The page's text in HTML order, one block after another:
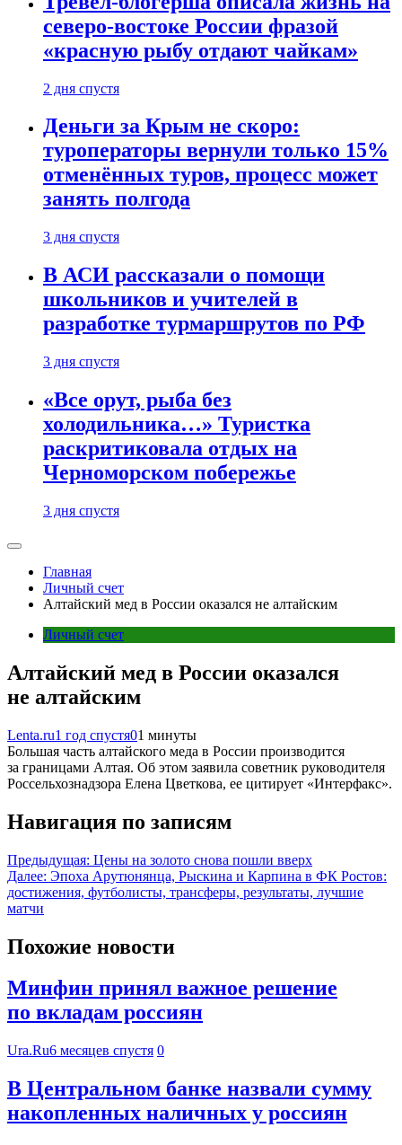
северо-востоке России фразой
«красную рыбу отдают чайкам»
2 дня спустя
Деньги за Крым не скоро:
туроператоры вернули только 15%
отменённых туров, процесс может
занять полгода
3 дня спустя
В АСИ рассказали о помощи
школьников и учителей в
разработке турмаршрутов по РФ
3 дня спустя
«Все орут, рыба без
холодильника…» Туристка
раскритиковала отдых на
Черноморском побережье
3 дня спустя
Главная
Личный счет
Алтайский мед в России оказался не алтайским
Личный счет
Алтайский мед в России оказался
не алтайским
Lenta.ru1 год спустя01 минуты
Большая часть алтайского меда в России производится
за границами Алтая. Об этом заявила советник руководителя
Россельхознадзора Елена Цветкова, ее цитирует «Интерфакс».
Навигация по записям
Предыдущая: Цены на золото снова пошли вверх
Далее: Эпоха Арутюнянца, Рыскина и Карпина в ФК Ростов:
достижения, футболисты, трансферы, результаты, лучшие
матчи
Похожие новости
Минфин принял важное решение
по вкладам россиян
Ura.Ru6 месяцев спустя 0
В Центральном банке назвали сумму
накопленных наличных у россиян